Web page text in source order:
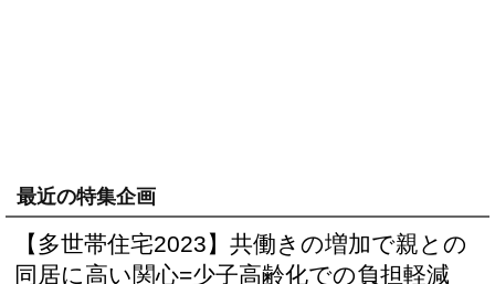
最近の特集企画
【多世帯住宅2023】共働きの増加で親との
同居に高い関心=少子高齢化での負担軽減